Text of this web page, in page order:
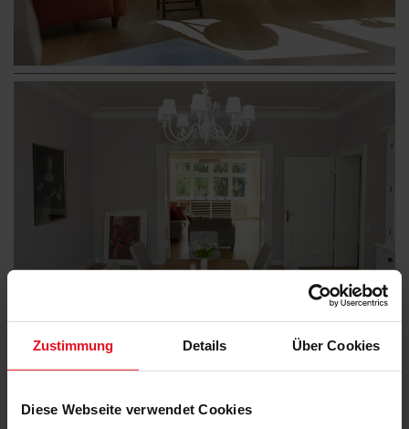
Zustimmung Details Über Cookies
Diese Webseite verwendet Cookies